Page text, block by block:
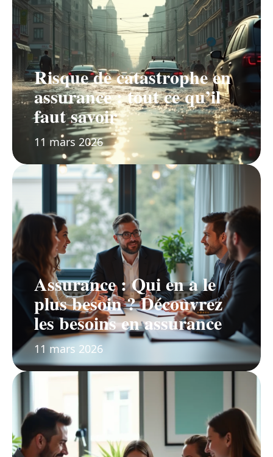
Risque de catastrophe en
assurance : tout ce qu’il
faut savoir
11 mars 2026
Assurance : Qui en a le
plus besoin ? Découvrez
les besoins en assurance
11 mars 2026